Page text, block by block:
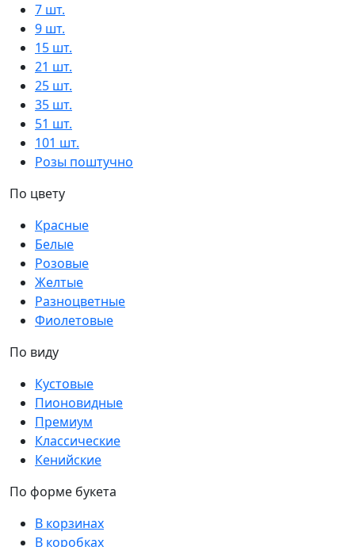
7 шт.
9 шт.
15 шт.
21 шт.
25 шт.
35 шт.
51 шт.
101 шт.
Розы поштучно
По цвету
Красные
Белые
Розовые
Желтые
Разноцветные
Фиолетовые
По виду
Кустовые
Пионовидные
Премиум
Классические
Кенийские
По форме букета
В корзинах
В коробках